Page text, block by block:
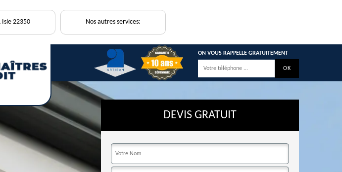
Isle 22350 Nos autres services:
ON VOUS RAPPELLE GRATUITEMENT
DEVIS GRATUIT